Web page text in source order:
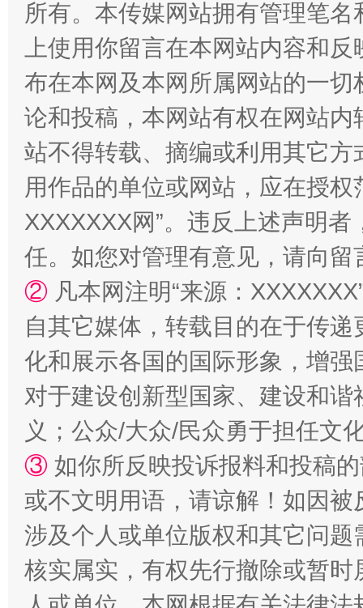
漫山遍野的桃花与雪山、麦地、白藏房 除
招工难、用工荒背后
所有。本传媒网站拥有管理笔
上使用你留言在本网站内容和
布在本网及本网所属网站的一
论和投稿，本网站有权在网站
站不得转载、摘编或利用其它
用作品的单位或网站，应在授
XXXXXXX网”。违反上述声明
任。如您对管理有意见，请向
② 凡本网注明“来源：
自其它媒体，转载目的在于传
化和展示各国的国际形象，增
对于建设创新型国家、建设和
义；公众/大众/民众勇于担任文
③ 如你所反映投诉报料和投稿
或不文明用语，请谅解！如因
涉及个人或单位版权和其它问题
核实属实，有权先行撤除或暂